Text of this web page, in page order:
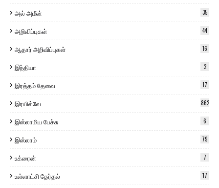
அல் அமீன் 35
அறிவிப்புகள் 44
ஆதார் அறிவிப்புகள் 16
இந்தியா 2
இரத்தம் தேவை 17
இரயில்வே 862
இஸ்லாமிய பேச்சு 6
இஸ்லாம் 79
உக்ரைன் 7
உள்ளாட்சி தேர்தல் 17